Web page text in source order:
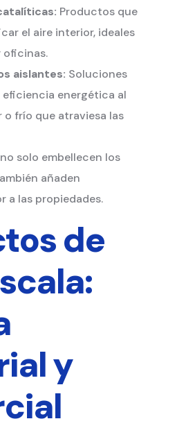
Productos que
el aire interior, ideales
oficinas.
aislantes: Soluciones
eficiencia energética al
o frío que atraviesa las
solo embellecen los
añaden
a las propiedades.
de
y